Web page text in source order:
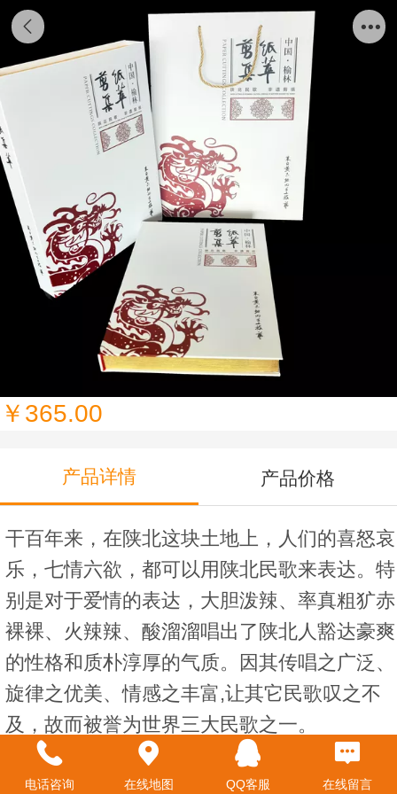
陕北民歌非遗剪纸
￥365.00
产品详情 产品价格
干百年来，在陕北这块土地上，人们的喜怒哀
乐，七情六欲，都可以用陕北民歌来表达。特
别是对于爱情的表达，大胆泼辣、率真粗犷赤
裸裸、火辣辣、酸溜溜唱出了陕北人豁达豪爽
的性格和质朴淳厚的气质。因其传唱之广泛、
旋律之优美、情感之丰富,让其它民歌叹之不
及，故而被誉为世界三大民歌之一。
产品名称： 陕北民歌非遗剪纸
包装尺寸： 37.5cmX28.5cmX6cm
电话咨询 在线地图 QQ客服 在线留言